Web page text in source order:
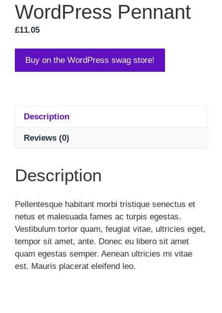
WordPress Pennant
£11.05
Buy on the WordPress swag store!
Description
Reviews (0)
Description
Pellentesque habitant morbi tristique senectus et
netus et malesuada fames ac turpis egestas.
Vestibulum tortor quam, feugiat vitae, ultricies eget,
tempor sit amet, ante. Donec eu libero sit amet
quam egestas semper. Aenean ultricies mi vitae
est. Mauris placerat eleifend leo.